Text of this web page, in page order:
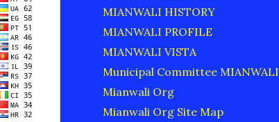
MIANWALI HISTORY
MIANWALI PROFILE
MIANWALI VISTA
Municipal Committee MIANWALI
Mianwali Org
Mianwali Org Site Map